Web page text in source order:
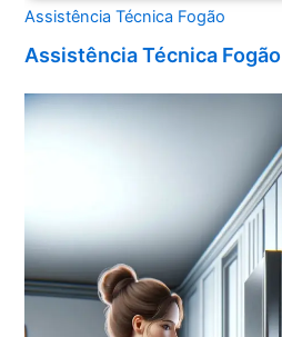
Assistência Técnica Fogão
Assistência Técnica Fogão